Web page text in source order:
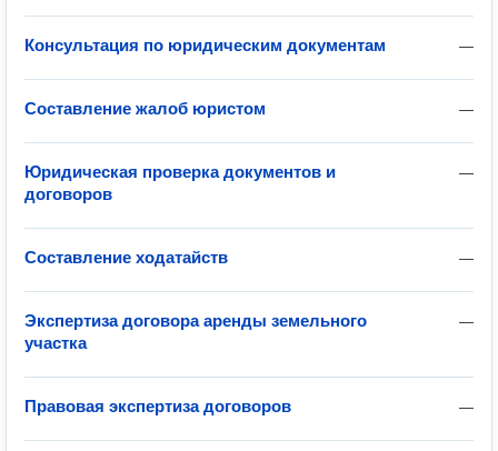
—
Консультация по юридическим документам
—
Составление жалоб юристом
—
Юридическая проверка документов и
договоров
—
Составление ходатайств
—
Экспертиза договора аренды земельного
участка
—
Правовая экспертиза договоров